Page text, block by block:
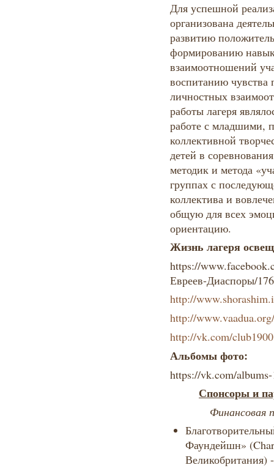
Для успешной
организована
развитию
формированию
взаимоотношений
воспитанию чувства
личностных
работы лагеря
работе с младшими,
коллективной
детей в
методик и метода
группах с
коллектива и
общую для всех
ориентацию.
Жизнь лагеря
https://
Евреев-Диаспоры/
http://
http://
http://vk.com/
Альбомы фото:
https://vk.com/
Спонсоры и
Финансовая
Фаундейшн»
Великобритания)